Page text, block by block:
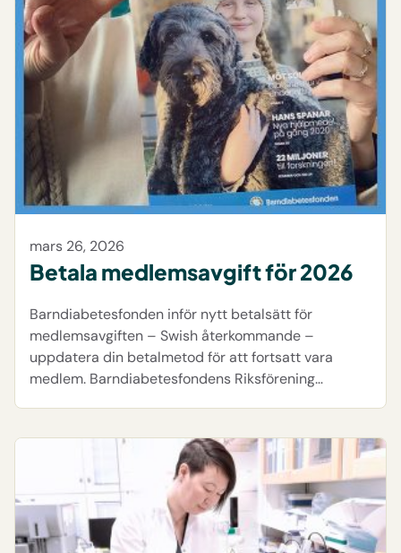
mars 26, 2026
Betala medlemsavgift för 2026
Barndiabetesfonden inför nytt betalsätt för
medlemsavgiften – Swish återkommande –
uppdatera din betalmetod för att fortsatt vara
medlem. Barndiabetesfondens Riksförening…